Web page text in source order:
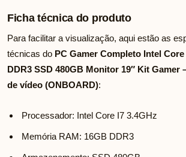
Ficha técnica do produto
Para facilitar a visualização, aqui estão as
técnicas do PC Gamer Completo Intel Core
DDR3 SSD 480GB Monitor 19″ Kit Gamer
de vídeo (ONBOARD):
Processador: Intel Core I7 3.4GHz
Memória RAM: 16GB DDR3